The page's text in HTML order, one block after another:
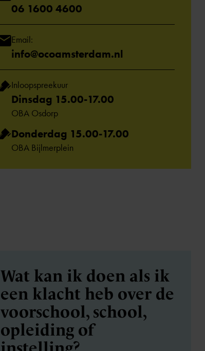
06 1600 4600
Email:
info@ocoamsterdam.nl
Inloopspreekuur
Dinsdag 15.00-17.00
OBA Osdorp
Donderdag 15.00-17.00
OBA Bijlmerplein
Wat kan ik doen als ik
een klacht heb over de
voorschool, school,
opleiding of